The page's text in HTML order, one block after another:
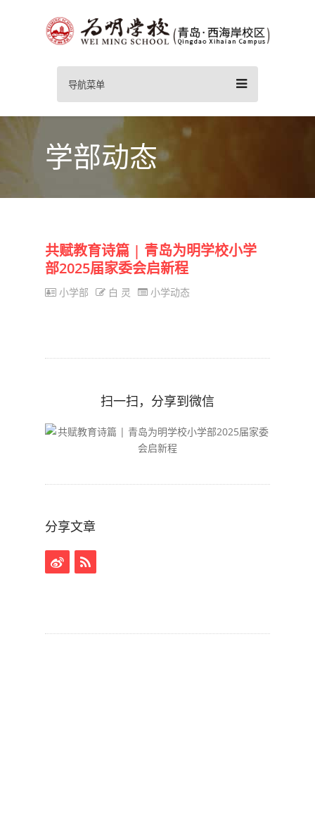
导航菜单
学部动态
共赋教育诗篇 | 青岛为明学校小学
部2025届家委会启新程
小学部 白 灵 小学动态
扫一扫，分享到微信
分享文章